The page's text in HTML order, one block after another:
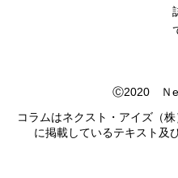
Ⓒ2020 Ｎ
コラムはネクスト・アイズ（
に掲載しているテキスト及